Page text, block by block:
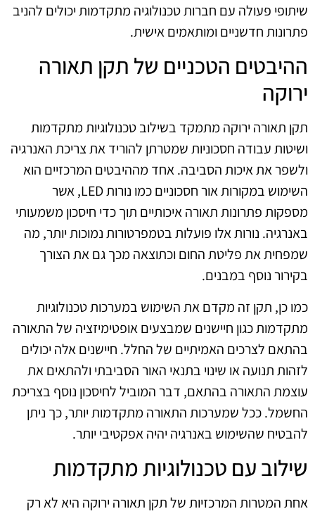
שיתופי פעולה עם חברות טכנולוגיה מתקדמות יכולים להניב
פתרונות חדשניים ומותאמים אישית.
ההיבטים הטכניים של תקן תאורה
ירוקה
תקן תאורה ירוקה מתמקד בשילוב טכנולוגיות מתקדמות
ושיטות עבודה חסכוניות שמטרתן להוריד את צריכת האנרגיה
ולשפר את איכות הסביבה. אחד מההיבטים המרכזיים הוא
השימוש במקורות אור חסכוניים כמו נורות LED, אשר
מספקות פתרונות תאורה איכותיים תוך כדי חיסכון משמעותי
באנרגיה. נורות אלו פועלות בטמפרטורות נמוכות יותר, מה
שמפחית את פליטת החום וכתוצאה מכך גם את הצורך
בקירור נוסף במבנים.
כמו כן, תקן זה מקדם את השימוש במערכות טכנולוגיות
מתקדמות כגון חיישנים שמבצעים אופטימיזציה של התאורה
בהתאם לצרכים האמיתיים של החלל. חיישנים אלה יכולים
לזהות תנועה או שינוי בתנאי האור הסביבתי ולהתאים את
עוצמת התאורה בהתאם, דבר המוביל לחיסכון נוסף בצריכת
החשמל. ככל שמערכות התאורה מתקדמות יותר, כך ניתן
להבטיח שהשימוש באנרגיה יהיה אפקטיבי יותר.
שילוב עם טכנולוגיות מתקדמות
אחת המטרות המרכזיות של תקן תאורה ירוקה היא לא רק